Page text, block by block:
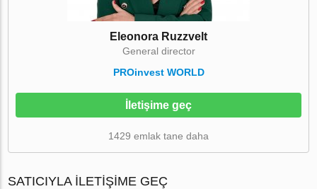
Eleonora Ruzzvelt
General director
PROinvest WORLD
İletişime geç
1429 emlak tane daha
SATICIYLA ILETIŞIME GEÇ